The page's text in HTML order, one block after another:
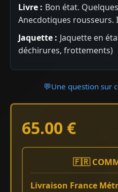
Livre : Bon état.
Anecdotiques
Jaquette : Jaquette en
déchirures, frottements)
💬Une question sur
65.00 €
🇫🇷
Livraison France